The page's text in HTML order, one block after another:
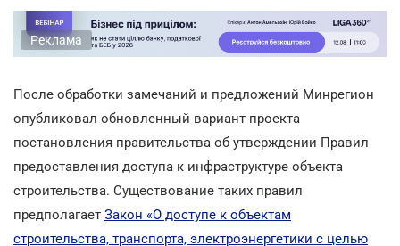
Реклама
После обработки замечаний и предложений Минрегион
опубликовал обновленный вариант проекта
постановления правительства об утверждении Правил
предоставления доступа к инфраструктуре объекта
строительства. Существование таких правил
предполагает Закон «О доступе к объектам
строительства, транспорта, электроэнергетики с целью